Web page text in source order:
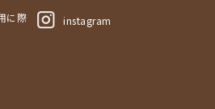
に際
instagram